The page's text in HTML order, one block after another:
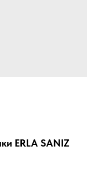
ERLA SANIZ